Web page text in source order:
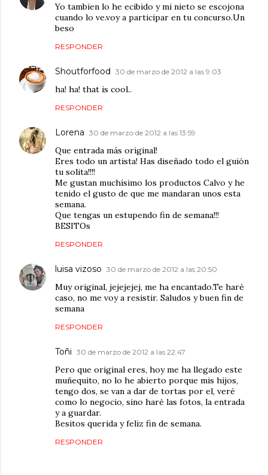
Yo tambien lo he ecibido y mi nieto se escojona
cuando lo ve.voy a participar en tu concurso.Un
beso
RESPONDER
Shoutforfood 30 de marzo de 2012 a las 9:03
ha! ha! that is cool..
RESPONDER
Lorena 30 de marzo de 2012 a las 13:59
Que entrada más original!
Eres todo un artista! Has diseñado todo el guión
tu solita!!!!
Me gustan muchísimo los productos Calvo y he
tenido el gusto de que me mandaran unos esta
semana.
Que tengas un estupendo fin de semana!!!
BESITOs
RESPONDER
luisa vizoso 30 de marzo de 2012 a las 20:50
Muy original, jejejejej, me ha encantado.Te haré
caso, no me voy a resistir. Saludos y buen fin de
semana
RESPONDER
Toñi 30 de marzo de 2012 a las 22:47
Pero que original eres, hoy me ha llegado este
muñequito, no lo he abierto porque mis hijos,
tengo dos, se van a dar de tortas por el, veré
como lo negocio, sino haré las fotos, la entrada
y a guardar.
Besitos querida y feliz fin de semana.
RESPONDER